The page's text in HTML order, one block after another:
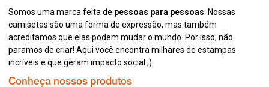
Somos uma marca feita de pessoas para pessoas. Nossas
camisetas são uma forma de expressão, mas também
acreditamos que elas podem mudar o mundo. Por isso, não
paramos de criar! Aqui você encontra milhares de estampas
incríveis e que geram impacto social ;)
Conheça nossos produtos